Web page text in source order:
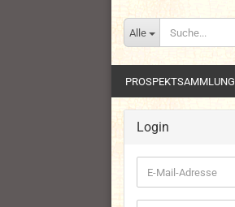
Alle
PROSPEKTSAMMLUNG
Login
E-
Mail-
Adresse